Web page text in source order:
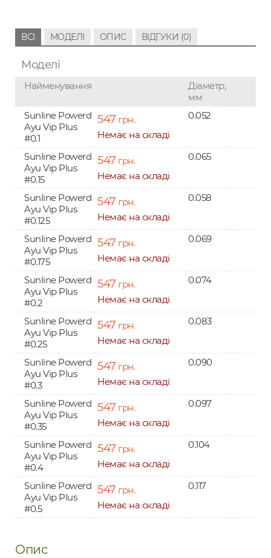
ВСІ МОДЕЛІ ОПИС ВІДГУКИ (0)
Моделі
Найменування
Діаметр,
мм
Sunline Powerd
Ayu Vip Plus
#0.1
547 грн.
Немає на складі
0.052
Sunline Powerd
Ayu Vip Plus
#0.15
547 грн.
Немає на складі
0.065
Sunline Powerd
Ayu Vip Plus
#0.125
547 грн.
Немає на складі
0.058
Sunline Powerd
Ayu Vip Plus
#0.175
547 грн.
Немає на складі
0.069
Sunline Powerd
Ayu Vip Plus
#0.2
547 грн.
Немає на складі
0.074
Sunline Powerd
Ayu Vip Plus
#0.25
547 грн.
Немає на складі
0.083
Sunline Powerd
Ayu Vip Plus
#0.3
547 грн.
Немає на складі
0.090
Sunline Powerd
Ayu Vip Plus
#0.35
547 грн.
Немає на складі
0.097
Sunline Powerd
Ayu Vip Plus
#0.4
547 грн.
Немає на складі
0.104
Sunline Powerd
Ayu Vip Plus
#0.5
547 грн.
Немає на складі
0.117
Опис